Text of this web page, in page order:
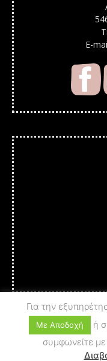
E-
© 2025 A c
Για την
Με Αποδοχή
ή
συμφωνείτε